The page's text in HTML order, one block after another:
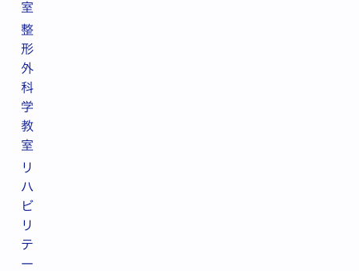
室
整
形
外
科
学
教
室
リ
ハ
ビ
リ
テ
ー